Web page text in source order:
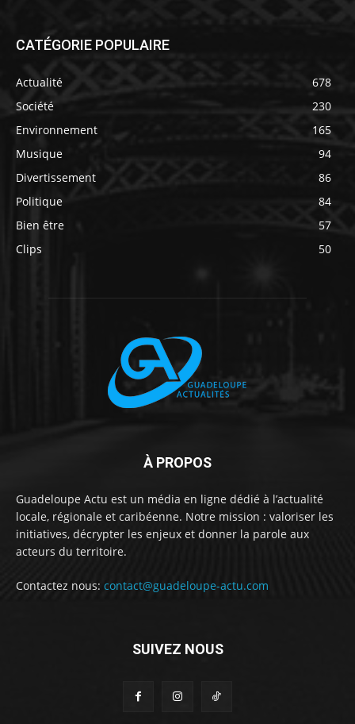
CATÉGORIE POPULAIRE
Actualité
678
Société
230
Environnement
165
Musique
94
Divertissement
86
Politique
84
Bien être
57
Clips
50
À PROPOS
Guadeloupe Actu est un média en ligne dédié à l’actualité
locale, régionale et caribéenne. Notre mission : valoriser les
initiatives, décrypter les enjeux et donner la parole aux
acteurs du territoire.
Contactez nous: contact@guadeloupe-actu.com
SUIVEZ NOUS